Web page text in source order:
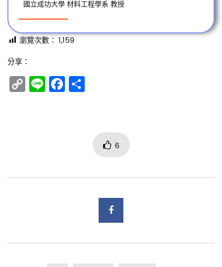
國立成功大學 材料工程學系 教授
瀏覽次數： 1,159
分享：
Copy
Link
LineFacebook
6